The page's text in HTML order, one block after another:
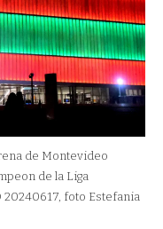
de Montevideo
de la Liga
20240617, foto Estefania